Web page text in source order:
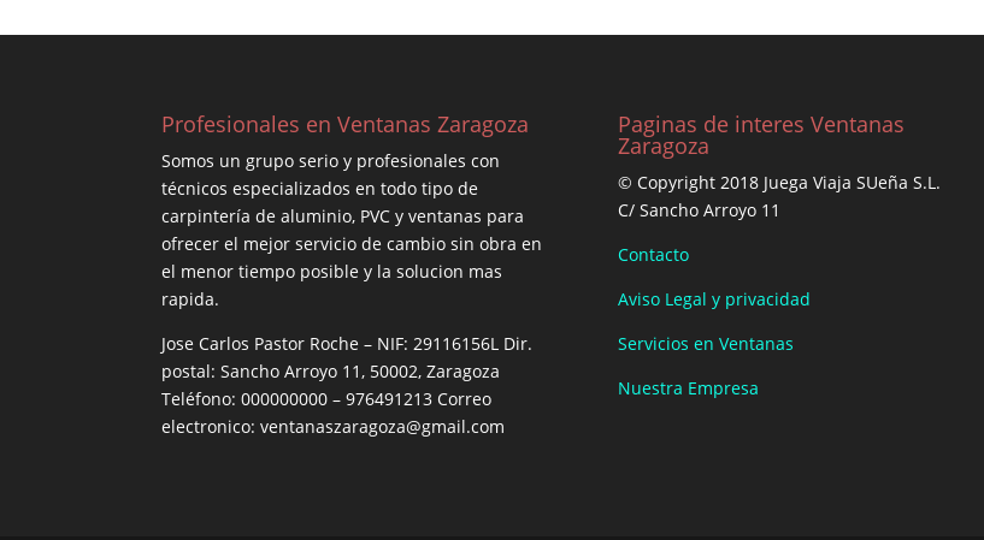
Profesionales en Ventanas Zaragoza
Somos un grupo serio y profesionales con
técnicos especializados en todo tipo de
carpintería de aluminio, PVC y ventanas para
ofrecer el mejor servicio de cambio sin obra en
el menor tiempo posible y la solucion mas
rapida.
Jose Carlos Pastor Roche – NIF: 29116156L Dir.
postal: Sancho Arroyo 11, 50002, Zaragoza
Teléfono: 000000000 – 976491213 Correo
electronico: ventanaszaragoza@gmail.com
Paginas de interes Ventanas
Zaragoza
© Copyright 2018 Juega Viaja SUeña S.L.
C/ Sancho Arroyo 11
Contacto
Aviso Legal y privacidad
Servicios en Ventanas
Nuestra Empresa